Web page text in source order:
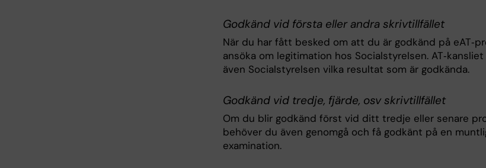
Godkänd vid första eller andra skrivtillfället
När du har fått besked om att du är godkänd på
ansöka om legitimation hos Socialstyrelsen.
även Socialstyrelsen vilka resultat som är godkända.
Godkänd vid tredje, fjärde, osv skrivtillfället
Om du blir godkänd först vid ditt tredje eller senare
behöver du även genomgå och få godkänt på en
examination.